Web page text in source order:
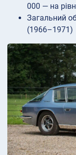
000 — на
Загальний
(1966–1971)